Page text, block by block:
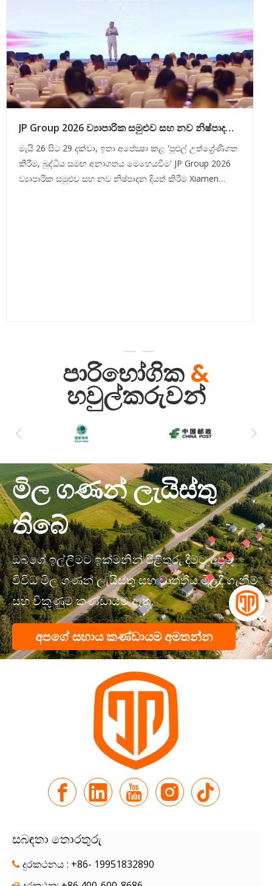
JP Group 2026 ව්‍යාපාරික සමුළුව සහ නව නිෂ්පාදන
දියත් කිරීම සාර්ථකව අවසන් | විස්තීර්ණ උත්ශ්‍රේණිගත
කිරීම, බුද්ධිය සමඟ අනාගතය මෙහෙයවීම
මැයි 26 සිට 29 දක්වා, ඉතා අපේක්‍ෂා කළ 'පුළුල් උත්ශ්‍රේණිගත
කිරීම, බුද්ධිය සමඟ අනාගතය මෙහෙයවීම' JP Group 2026
ව්‍යාපාරික සමුළුව සහ නව නිෂ්පාදන දියත් කිරීම Xiamen
පාරිභෝගික&
හවුල්කරුවන්
මිල ගණන් ලැයිස්තු
තිබේ
ඔබගේ ඉල්ලීමට ඉක්මනින් පිළිතුරු දීමට අපට
විවිධ මිල ගණන් ලැයිස්තු සහ වෘත්තීය මිලදී ගැනීම්
සහ විකුණුම් කණ්ඩායම ඇත.
අපගේ සහාය කණ්ඩායම අමතන්න
සබඳතා තොරතුරු
 දුරකථනය : +86- 19951832890